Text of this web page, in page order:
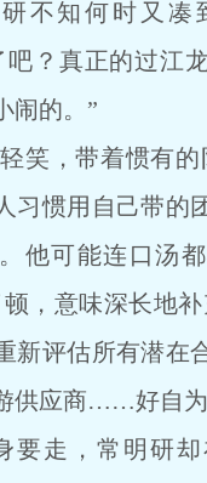
知何时又凑到
吧？真正的过江
闹的。”
，带着惯有的
习惯用自己带的
他可能连口汤
，意味深长地
新评估所有潜在
供应商……好自
，常明研却